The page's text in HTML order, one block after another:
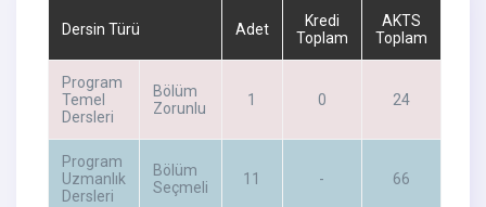
Dersin Türü Adet
Kredi
Toplam
AKTS
Toplam
Program
Temel
Dersleri
Bölüm
Zorunlu
1 0 24
Program
Uzmanlık
Dersleri
Bölüm
Seçmeli
11 - 66